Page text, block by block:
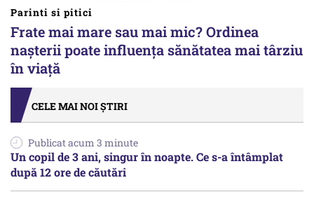
Parinti si pitici
Frate mai mare sau mai mic? Ordinea
nașterii poate influența sănătatea mai târziu
în viață
CELE MAI NOI ȘTIRI
Publicat acum 3 minute
Un copil de 3 ani, singur în noapte. Ce s-a întâmplat
după 12 ore de căutări